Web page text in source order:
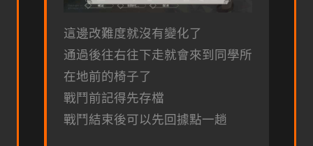
這邊改難度就沒有變化了
通過後往右往下走就會來到同學所
在地前的椅子了
戰鬥前記得先存檔
戰鬥結束後可以先回據點一趟